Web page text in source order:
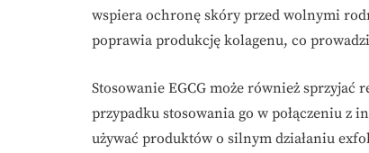
wspiera ochronę skóry przed wolnymi
poprawia produkcję kolagenu, co
Stosowanie EGCG może również
przypadku stosowania go w połączeniu z
używać produktów o silnym działaniu